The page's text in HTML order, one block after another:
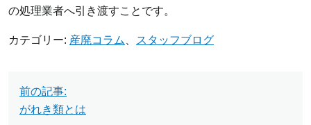
の処理業者へ引き渡すことです。
カテゴリー: 産廃コラム スタッフブログ
投
稿
前の記事:
がれき類とは